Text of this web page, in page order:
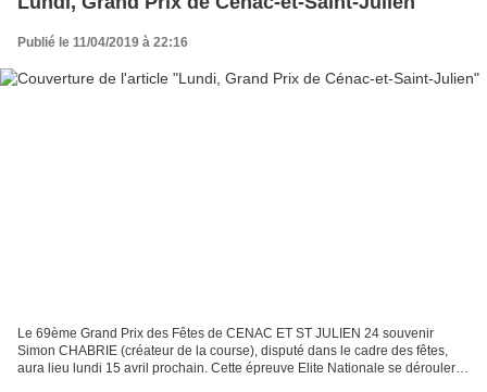
Publié le 11/04/2019 à 22:16
Le 69ème Grand Prix des Fêtes de CENAC ET ST JULIEN 24 souvenir
Simon CHABRIE (créateur de la course), disputé dans le cadre des fêtes,
aura lieu lundi 15 avril prochain. Cette épreuve Elite Nationale se déroulera